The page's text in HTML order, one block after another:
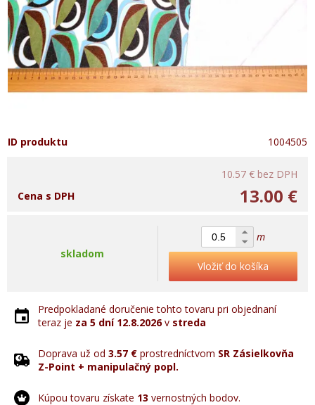
ID produktu 1004505
10.57 € bez DPH
13.00 €
Cena s DPH
skladom
m
Vložiť do košíka
Predpokladané doručenie tohto tovaru pri objednaní
teraz je za 5 dní 12.8.2026v streda
Doprava už od 3.57 € prostredníctvom SR Zásielkovňa
Z-Point + manipulačný popl.
Kúpou tovaru získate 13 vernostných bodov.